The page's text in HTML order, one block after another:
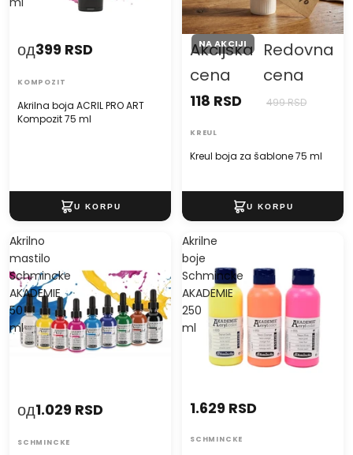
Akrilna boja ACRIL PRO ART
Kompozit 75 ml
од399 RSD
KOMPOZIT
NA AKCIJI
Kreul boja za šablone 75 ml
Akcijska
cena
118 RSD
Redovna
cena
499 RSD
KREUL
Akrilno
mastilo
Schmincke
AKADEMIE
50
ml
од1.029 RSD
SCHMINCKE
Akrilne
boje
Schmincke
AKADEMIE
250
ml
1.629 RSD
SCHMINCKE